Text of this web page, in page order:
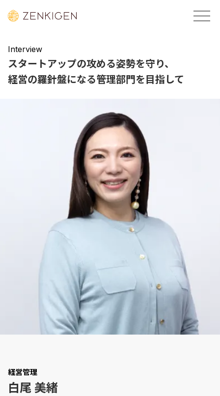
Interview
スタートアップの攻める姿勢を守り、
経営の羅針盤になる管理部門を目指して
経営管理
白尾 美緒